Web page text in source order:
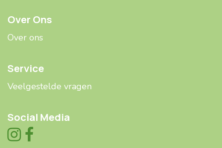
Over Ons
Over ons
Service
Veelgestelde ​​vragen
Social Media